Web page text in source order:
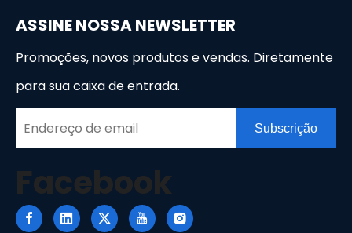
ASSINE NOSSA NEWSLETTER
Promoções, novos produtos e vendas. Diretamente
para sua caixa de entrada.
Subscrição
Facebook